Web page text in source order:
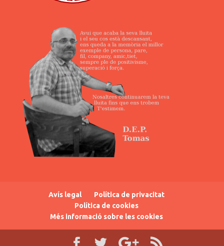
Avís legal
Política de privacitat
Política de cookies
Més informació sobre les cookies